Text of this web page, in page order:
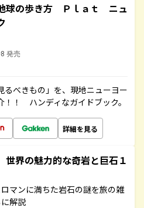
球の歩き方 Ｐｌａｔ ニュ
発売
るべきもの」を、現地ニューヨー
！！ ハンディなガイドブック。
詳細を見る
界の魅力的な奇岩と巨石１
マンに満ちた岩石の謎を旅の雑
解説